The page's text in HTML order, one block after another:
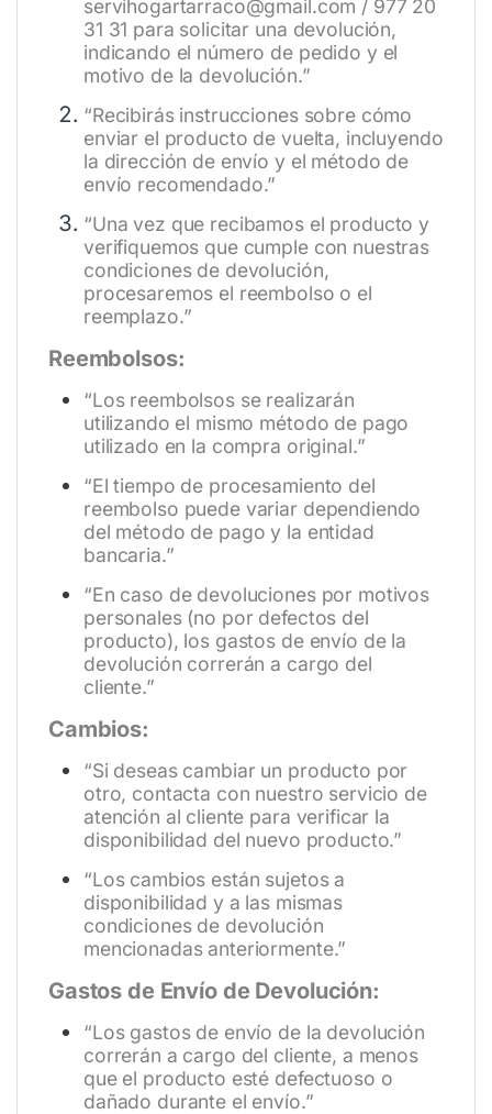
servihogartarraco@gmail.com / 977 20
31 31 para solicitar una devolución,
indicando el número de pedido y el
motivo de la devolución.”
“Recibirás instrucciones sobre cómo
enviar el producto de vuelta, incluyendo
la dirección de envío y el método de
envío recomendado.”
“Una vez que recibamos el producto y
verifiquemos que cumple con nuestras
condiciones de devolución,
procesaremos el reembolso o el
reemplazo.”
Reembolsos:
“Los reembolsos se realizarán
utilizando el mismo método de pago
utilizado en la compra original.”
“El tiempo de procesamiento del
reembolso puede variar dependiendo
del método de pago y la entidad
bancaria.”
“En caso de devoluciones por motivos
personales (no por defectos del
producto), los gastos de envío de la
devolución correrán a cargo del
cliente.”
Cambios:
“Si deseas cambiar un producto por
otro, contacta con nuestro servicio de
atención al cliente para verificar la
disponibilidad del nuevo producto.”
“Los cambios están sujetos a
disponibilidad y a las mismas
condiciones de devolución
mencionadas anteriormente.”
Gastos de Envío de Devolución:
“Los gastos de envío de la devolución
correrán a cargo del cliente, a menos
que el producto esté defectuoso o
dañado durante el envío.”